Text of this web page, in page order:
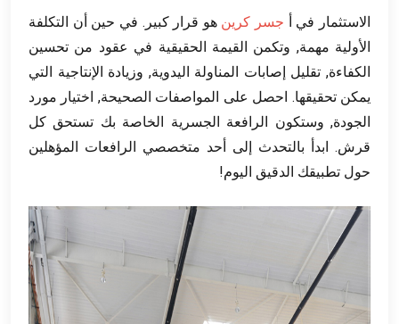
الاستثمار في أ جسر كرين هو قرار كبير. في حين أن التكلفة
الأولية مهمة, وتكمن القيمة الحقيقية في عقود من تحسين
الكفاءة, تقليل إصابات المناولة اليدوية, وزيادة الإنتاجية التي
يمكن تحقيقها. احصل على المواصفات الصحيحة, اختيار مورد
الجودة, وستكون الرافعة الجسرية الخاصة بك تستحق كل
قرش. ابدأ بالتحدث إلى أحد متخصصي الرافعات المؤهلين
حول تطبيقك الدقيق اليوم!